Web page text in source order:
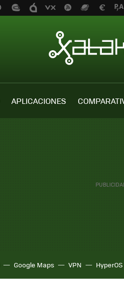
APLICACIONES
Google Maps VPN HyperOS